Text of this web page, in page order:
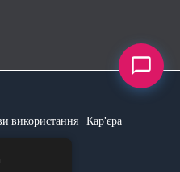
використання Кар'єра